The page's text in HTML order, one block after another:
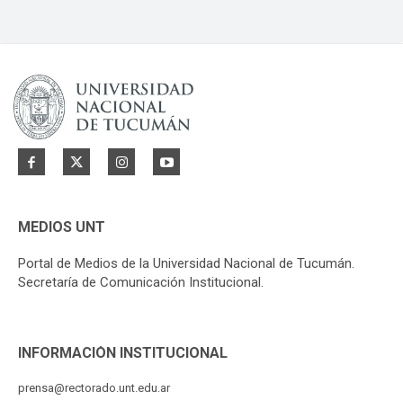
MEDIOS UNT
Portal de Medios de la Universidad Nacional de Tucumán.
Secretaría de Comunicación Institucional.
INFORMACIÓN INSTITUCIONAL
prensa@rectorado.unt.edu.ar